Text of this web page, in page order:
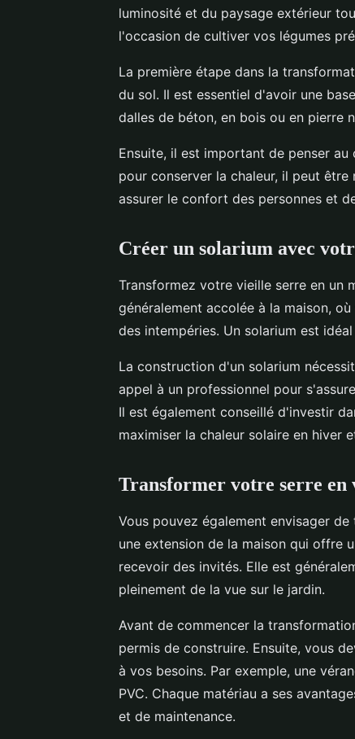
luminosité et du paysage extérieur
l'occasion de cultiver vos légumes
La première étape dans la
du sol. Il est essentiel d'avoir une
dalles de béton, en bois ou en pierre
Ensuite, il est important de penser
pour conserver la chaleur, il peut
assurer le confort des personnes et
Créer un solarium avec
Transformez votre vieille serre en un
généralement accolée à la maison,
des intempéries. Un solarium est
La construction d'un solarium
appel à un professionnel pour
Il est également conseillé d'investir
maximiser la chaleur solaire en hiver
Transformer votre serre en
Vous pouvez également envisager
une extension de la maison qui offre
recevoir des invités. Elle est
pleinement de la vue sur le jardin.
Avant de commencer la
permis de construire. Ensuite, vous
à vos besoins. Par exemple, une
PVC. Chaque matériau a ses
et de maintenance.